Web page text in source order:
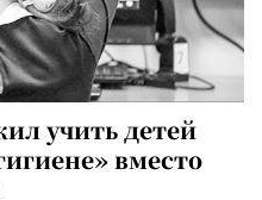
учить детей
вместо